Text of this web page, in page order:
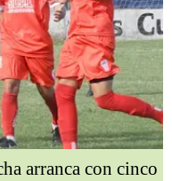
arranca con cinco